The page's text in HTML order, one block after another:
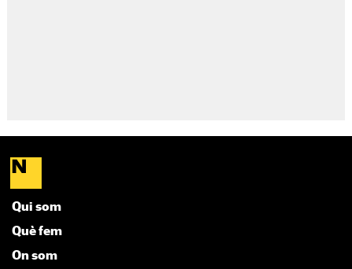
Qui som
Què fem
On som